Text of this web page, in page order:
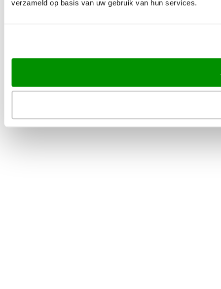
verzameld op basis van uw gebruik van hun services.